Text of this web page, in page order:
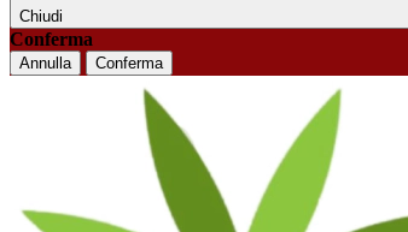
Chiudi
Conferma
Annulla Conferma